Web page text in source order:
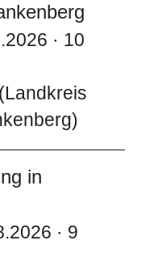
· 10
in
· 9